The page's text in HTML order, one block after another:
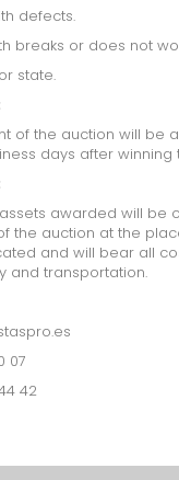
defects.
breaks or does not
state.
of the auction will be
days after winning
awarded will be
the auction at the
and will bear all
and transportation.
07
42